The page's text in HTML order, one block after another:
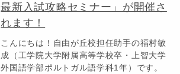
最新入試攻略セミナー」が開催さ
れます！
こんにちは！自由が丘校担任助手の福村敏
成（工学院大学附属高等学校卒・上智大学
外国語学部ポルトガル語学科1年）です。